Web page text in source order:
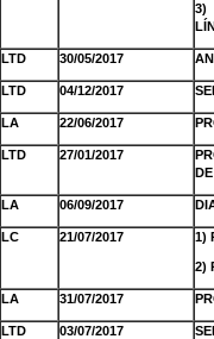
3)
LTD 30/05/2017
LTD 04/12/2017
LA 22/06/2017
LTD 27/01/2017
LA 06/09/2017
LC 21/07/2017 1)
2)
LA 31/07/2017
LTD 03/07/2017